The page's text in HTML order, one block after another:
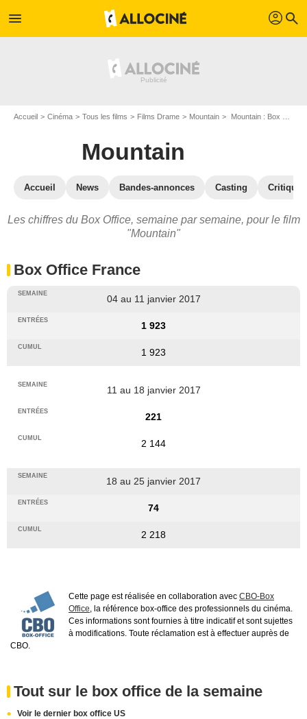
menu profil search
Accueil Cinéma Tous les films Films Drame Mountain Mountain : Box Office
Mountain
Accueil News Bandes-annonces Casting
Les chiffres du Box Office, semaine par semaine, pour le film
"Mountain"
Box Office France
04 au 11 janvier 2017
1 923
1 923
11 au 18 janvier 2017
221
2 144
18 au 25 janvier 2017
74
2 218
Cette page est réalisée en collaboration avec CBO-Box
Office, la référence box-office des professionnels du cinéma.
Ces informations sont fournies à titre indicatif et sont sujettes
à modifications. Toute réclamation est à effectuer auprès de
CBO.
Tout sur le box office de la semaine
Voir le dernier box office US